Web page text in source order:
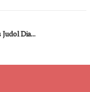
Judol Dia…